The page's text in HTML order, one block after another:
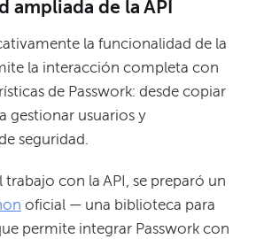
ampliada de la API
la funcionalidad de la
la interacción completa con
de Passwork: desde copiar
gestionar usuarios y
seguridad.
trabajo con la API, se preparó un
oficial — una biblioteca para
permite integrar Passwork con